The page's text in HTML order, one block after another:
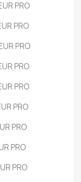
PRO
PRO
PRO
PRO
PRO
PRO
PRO
PRO
PRO